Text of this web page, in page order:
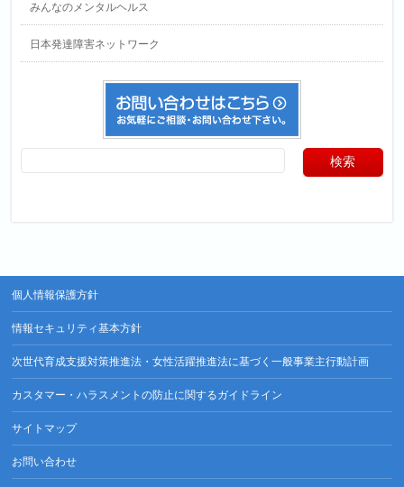
みんなのメンタルヘルス
日本発達障害ネットワーク
個人情報保護方針
情報セキュリティ基本方針
次世代育成支援対策推進法・女性活躍推進法に基づく一般事業主行動計画
カスタマー・ハラスメントの防止に関するガイドライン
サイトマップ
お問い合わせ